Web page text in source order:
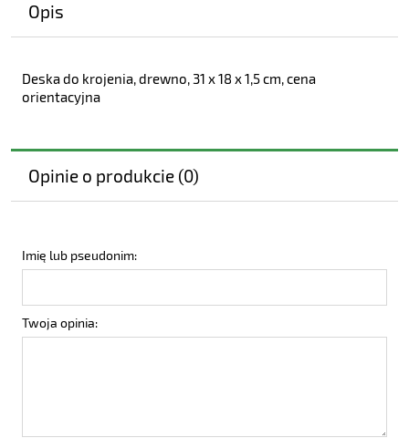
Opis
Deska do krojenia, drewno, 31 x 18 x 1,5 cm, cena
orientacyjna
Opinie o produkcie (0)
Imię lub pseudonim:
Twoja opinia: